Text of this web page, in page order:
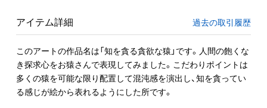
アイテム詳細 過去の取引履歴
このアートの作品名は「知を貪る貪欲な猿」です。人間の飽くな
き探求心をお猿さんで表現してみました。こだわりポイントは
多くの猿を可能な限り配置して混沌感を演出し、知を貪ってい
る感じが絵から表れるようにした所です。